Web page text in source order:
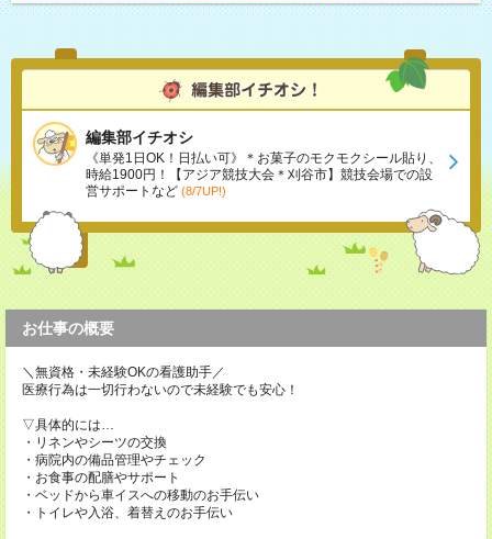
編集部イチオシ
《単発1日OK！日払い可》＊お菓子のモクモクシール貼り、
時給1900円！【アジア競技大会＊刈谷市】競技会場での設
営サポートなど (8/7UP!)
お仕事の概要
＼無資格・未経験OKの看護助手／
医療行為は一切行わないので未経験でも安心！
▽具体的には…
・リネンやシーツの交換
・病院内の備品管理やチェック
・お食事の配膳やサポート
・ベッドから車イスへの移動のお手伝い
・トイレや入浴、着替えのお手伝い